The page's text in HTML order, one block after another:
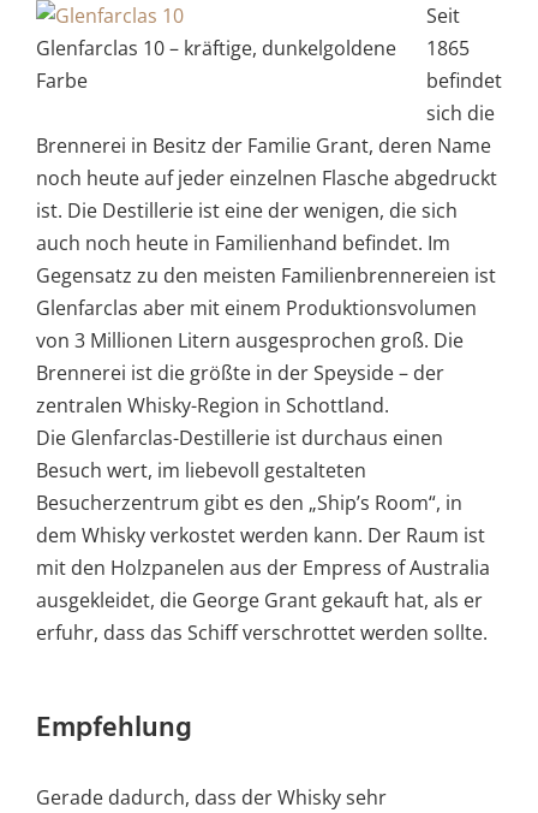
Glenfarclas 10 – kräftige, dunkelgoldene
Farbe
Seit
1865
befindet
sich die
Brennerei in Besitz der Familie Grant, deren Name
noch heute auf jeder einzelnen Flasche abgedruckt
ist. Die Destillerie ist eine der wenigen, die sich
auch noch heute in Familienhand befindet. Im
Gegensatz zu den meisten Familienbrennereien ist
Glenfarclas aber mit einem Produktionsvolumen
von 3 Millionen Litern ausgesprochen groß. Die
Brennerei ist die größte in der Speyside – der
zentralen Whisky-Region in Schottland.
Die Glenfarclas-Destillerie ist durchaus einen
Besuch wert, im liebevoll gestalteten
Besucherzentrum gibt es den „Ship’s Room“, in
dem Whisky verkostet werden kann. Der Raum ist
mit den Holzpanelen aus der Empress of Australia
ausgekleidet, die George Grant gekauft hat, als er
erfuhr, dass das Schiff verschrottet werden sollte.
Empfehlung
Gerade dadurch, dass der Whisky sehr